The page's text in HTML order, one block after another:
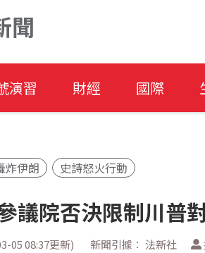
聞
演習 財經 國際
炸伊朗 史詩怒火行動
議院否決限制川普
05 08:37更新) 新聞引據： 法新社